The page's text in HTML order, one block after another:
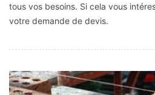
tous vos besoins. Si cela vous
votre demande de devis.